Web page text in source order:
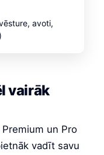
avoti,
vairāk
un Pro
vadīt savu